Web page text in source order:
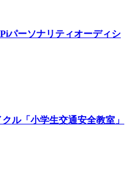
パーソナリティオーディシ
ル「小学生交通安全教室」